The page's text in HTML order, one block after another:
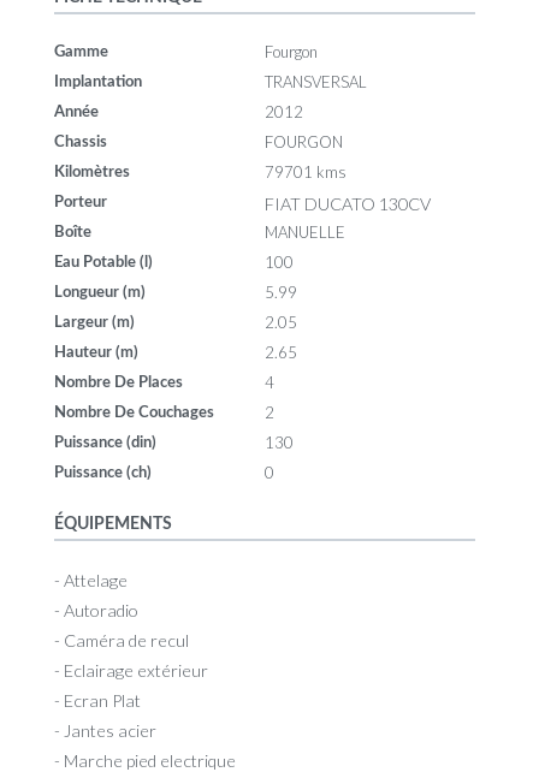
Gamme Fourgon
Implantation TRANSVERSAL
Année 2012
Chassis FOURGON
Kilomètres 79701 kms
Porteur FIAT DUCATO 130CV
Boîte MANUELLE
Eau Potable (l) 100
Longueur (m) 5.99
Largeur (m) 2.05
Hauteur (m) 2.65
Nombre De Places 4
Nombre De Couchages 2
Puissance (din) 130
Puissance (ch) 0
ÉQUIPEMENTS
- Attelage
- Autoradio
- Caméra de recul
- Eclairage extérieur
- Ecran Plat
- Jantes acier
- Marche pied electrique